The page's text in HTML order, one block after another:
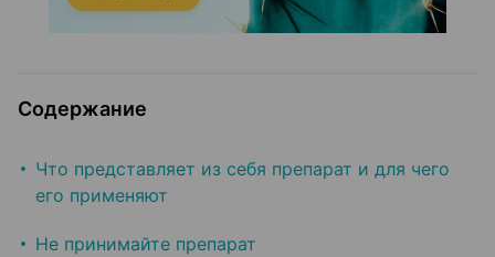
Содержание
Что представляет из себя препарат и для чего
его применяют
Не принимайте препарат